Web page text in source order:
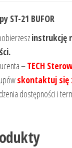
ST-21 BUFOR
instrukcję
–TECH
skontaktuj się
dostępności i